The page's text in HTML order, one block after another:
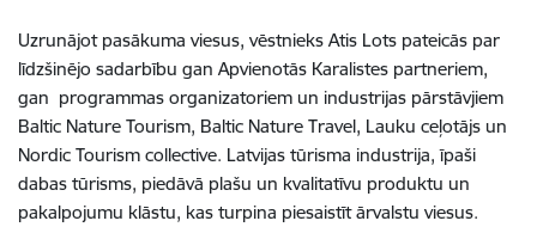
Uzrunājot pasākuma viesus, vēstnieks Atis Lots pateicās par
līdzšinējo sadarbību gan Apvienotās Karalistes partneriem,
gan programmas organizatoriem un industrijas pārstāvjiem
Baltic Nature Tourism, Baltic Nature Travel, Lauku ceļotājs un
Nordic Tourism collective. Latvijas tūrisma industrija, īpaši
dabas tūrisms, piedāvā plašu un kvalitatīvu produktu un
pakalpojumu klāstu, kas turpina piesaistīt ārvalstu viesus.